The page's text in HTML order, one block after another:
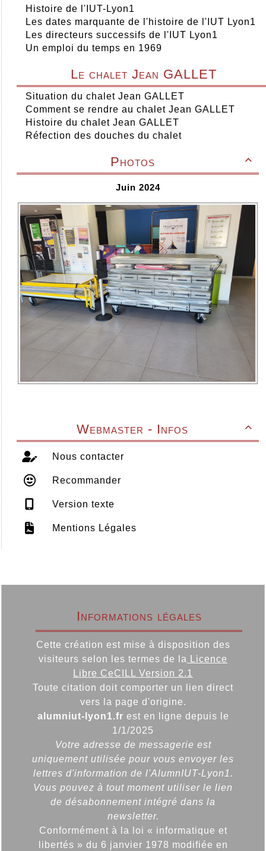
Histoire de l'IUT-Lyon1
Les dates marquante de l'histoire de l'IUT Lyon1
Les directeurs successifs de l'IUT Lyon1
Un emploi du temps en 1969
Le chalet Jean GALLET
Situation du chalet Jean GALLET
Comment se rendre au chalet Jean GALLET
Histoire du chalet Jean GALLET
Réfection des douches du chalet

Photos
Juin 2024

Webmaster - Infos
Nous contacter
Recommander
Version texte
Mentions Légales
Informations légales
Cette création est mise à disposition des
visiteurs selon les termes de la
Licence
Libre CeCILL Version 2.1
Toute citation doit comporter un lien direct
vers la page d'origine.
alumniut-lyon1.fr est en ligne depuis le
1/1/2025
Votre adresse de messagerie est
uniquement utilisée pour vous envoyer les
lettres d'information de l'AlumnIUT-Lyon1.
Vous pouvez à tout moment utiliser le lien
de désabonnement intégré dans la
newsletter.
Conformément à la loi « informatique et
libertés » du 6 janvier 1978 modifiée en